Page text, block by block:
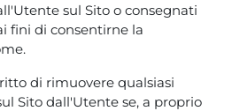
sul Sito o consegnati
fini di consentirne la
di rimuovere qualsiasi
Sito dall'Utente se, a proprio